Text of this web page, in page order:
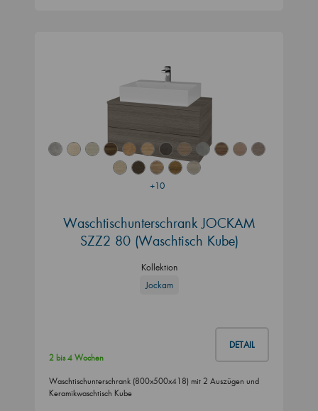
+10
Waschtischunterschrank JOCKAM
SZZ2 80 (Waschtisch Kube)
Kollektion
Jockam
DETAIL
2 bis 4 Wochen
Waschtischunterschrank (800x500x418) mit 2 Auszügen und
Keramikwaschtisch Kube